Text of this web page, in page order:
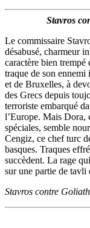
Stavros
Le commissaire
désabusé, charmeur
caractère bien
traque de son
et de Bruxelles, à
des Grecs depuis
terroriste embarqué
l’Europe. Mais Dora,
spéciales, semble
Cengiz, ce chef turc
basques. Traques
succèdent. La rage
sur une partie de tavli
Stavros contre Goliath